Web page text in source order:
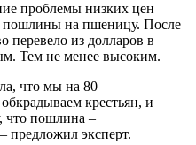
проблемы низких цен
пошлины на пшеницу. После
перевело из долларов в
Тем не менее высоким.
что мы на 80
крестьян, и
что пошлина –
предложил эксперт.